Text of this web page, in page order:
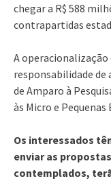
chegar a R$ 588
contrapartidas
A operacionalização
responsabilidade de
de Amparo à
às Micro e
Os interessados
enviar as
contemplados,